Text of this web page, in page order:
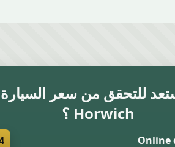
للتحقق من سعر السيارة
Horwich ؟
Online